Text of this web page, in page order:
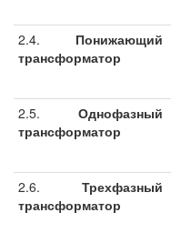
2.4. Понижающий
трансформатор
2.5. Однофазный
трансформатор
2.6. Трехфазный
трансформатор